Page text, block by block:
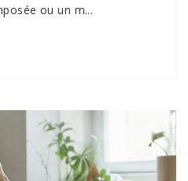
ou un m...